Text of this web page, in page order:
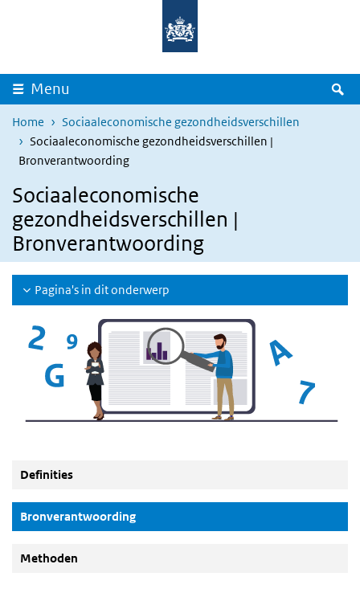
Overslaan en naar de inhoud gaan
Menu
Home
Sociaaleconomische gezondheidsverschillen
Sociaaleconomische gezondheidsverschillen |
Bronverantwoording
Sociaaleconomische
gezondheidsverschillen |
Bronverantwoording
Pagina's in dit onderwerp
Definities
Bronverantwoording(Actieve knop)
Methoden